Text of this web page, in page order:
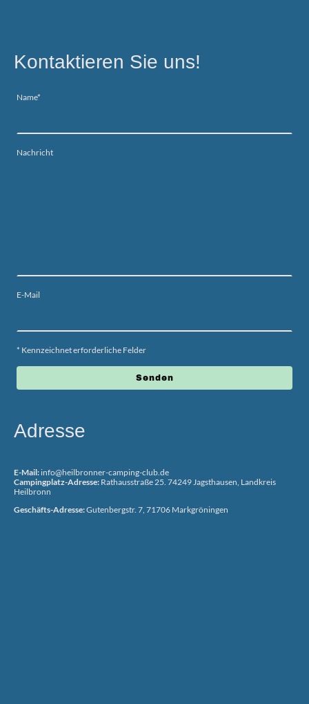
Kontaktieren Sie uns!
Name*
Nachricht
E-Mail
* Kennzeichnet erforderliche Felder
Senden
Adresse
E-Mail: info@heilbronner-camping-club.de
Campingplatz-Adresse: Rathausstraße 25. 74249 Jagsthausen, Landkreis
Heilbronn
Geschäfts-Adresse:Gutenbergstr. 7, 71706 Markgröningen